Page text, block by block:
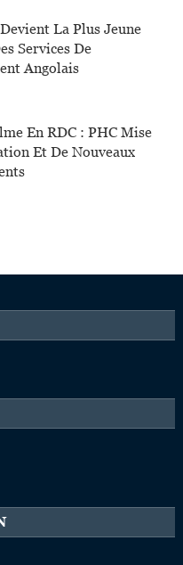
La Plus Jeune
Services De
Angolais
En RDC : PHC Mise
Et De Nouveaux